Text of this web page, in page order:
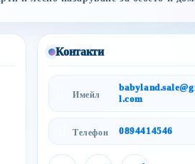
Контакти
Имейл
l.com
Телефон 0894414546